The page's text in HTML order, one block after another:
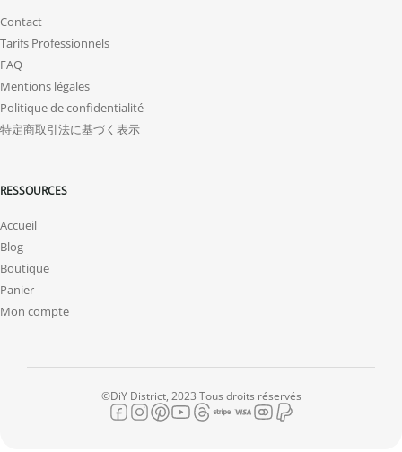
Contact
Tarifs Professionnels
FAQ
Mentions légales
Politique de confidentialité
特定商取引法に基づく表示
RESSOURCES
Accueil
Blog
Boutique
Panier
Mon compte
©DiY District, 2023 Tous droits réservés